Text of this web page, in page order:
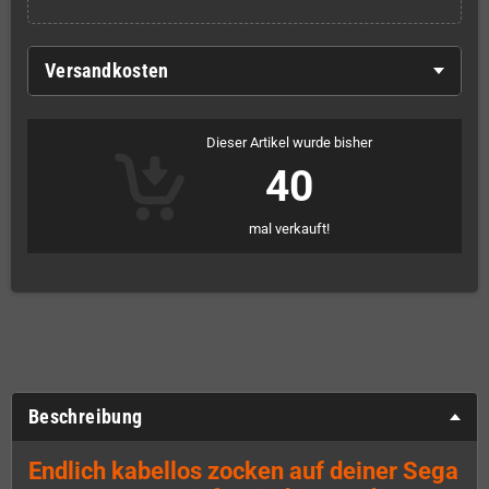
Versandkosten
Dieser Artikel wurde bisher
40
mal verkauft!
Beschreibung
Endlich kabellos zocken auf deiner Sega